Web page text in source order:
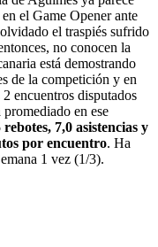
el Game Opener ante
el traspiés sufrido
no conocen la
está demostrando
de la competición y en
encuentros disputados
en ese
7,0 asistencias y
por encuentro. Ha
1 vez (1/3).